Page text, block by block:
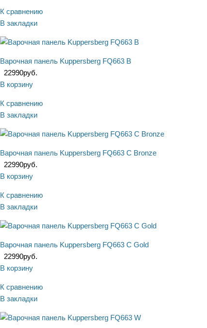
К сравнению
В закладки
Варочная панель Kuppersberg FQ663 B
22990руб.
В корзину
К сравнению
В закладки
Варочная панель Kuppersberg FQ663 C Bronze
22990руб.
В корзину
К сравнению
В закладки
Варочная панель Kuppersberg FQ663 C Gold
22990руб.
В корзину
К сравнению
В закладки